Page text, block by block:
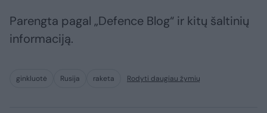
Parengta pagal „Defence Blog“ ir kitų šaltinių
informaciją.
ginkluotė Rusija raketa Rodyti daugiau žymių